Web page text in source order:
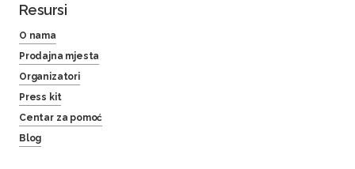
Resursi
O nama
Prodajna mjesta
Organizatori
Press kit
Centar za pomoć
Blog